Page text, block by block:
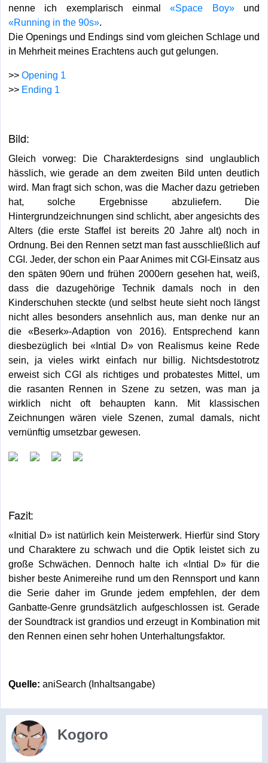
nenne ich exemplarisch einmal«Space Boy»und
«Running in the 90s».
Die Openings und Endings sind vom gleichen Schlage und
in Mehrheit meines Erachtens auch gut gelungen.
>> Opening 1
>> Ending 1
Bild:
Gleich vorweg: Die Charakterdesigns sind unglaublich
hässlich, wie gerade an dem zweiten Bild unten deutlich
wird. Man fragt sich schon, was die Macher dazu getrieben
hat, solche Ergebnisse abzuliefern. Die
Hintergrundzeichnungen sind schlicht, aber angesichts des
Alters (die erste Staffel ist bereits 20 Jahre alt) noch in
Ordnung. Bei den Rennen setzt man fast ausschließlich auf
CGI. Jeder, der schon ein Paar Animes mit CGI-Einsatz aus
den späten 90ern und frühen 2000ern gesehen hat, weiß,
dass die dazugehörige Technik damals noch in den
Kinderschuhen steckte (und selbst heute sieht noch längst
nicht alles besonders ansehnlich aus, man denke nur an
die «Beserk»-Adaption von 2016). Entsprechend kann
diesbezüglich bei «Intial D» von Realismus keine Rede
sein, ja vieles wirkt einfach nur billig. Nichtsdestotrotz
erweist sich CGI als richtiges und probatestes Mittel, um
die rasanten Rennen in Szene zu setzen, was man ja
wirklich nicht oft behaupten kann. Mit klassischen
Zeichnungen wären viele Szenen, zumal damals, nicht
vernünftig umsetzbar gewesen.
Fazit:
«Initial D» ist natürlich kein Meisterwerk. Hierfür sind Story
und Charaktere zu schwach und die Optik leistet sich zu
große Schwächen. Dennoch halte ich «Intial D» für die
bisher beste Animereihe rund um den Rennsport und kann
die Serie daher im Grunde jedem empfehlen, der dem
Ganbatte-Genre grundsätzlich aufgeschlossen ist. Gerade
der Soundtrack ist grandios und erzeugt in Kombination mit
den Rennen einen sehr hohen Unterhaltungsfaktor.
Quelle: aniSearch (Inhaltsangabe)
Kogoro